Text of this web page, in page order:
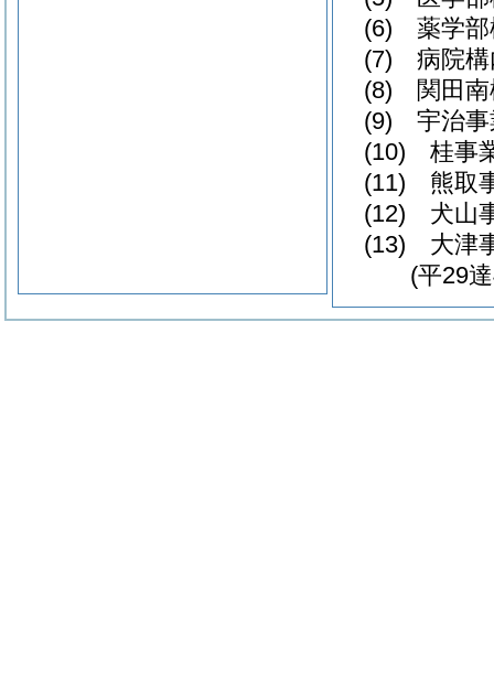
(6) 薬学部
(7) 病院構
(8) 関田南
(9) 宇治事
(10) 桂事
(11) 熊取
(12) 犬山
(13) 大津
(平29